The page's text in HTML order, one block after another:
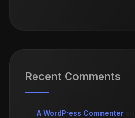
Recent Comments
A WordPress Commenter